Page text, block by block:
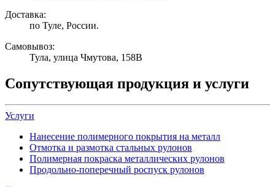
Доставка:
по Туле, России.
Самовывоз:
Тула, улица Чмутова, 158В
Сопутствующая продукция и услуги
Услуги
Нанесение полимерного покрытия на металл
Отмотка и размотка стальных рулонов
Полимерная покраска металлических рулонов
Продольно-поперечный роспуск рулонов